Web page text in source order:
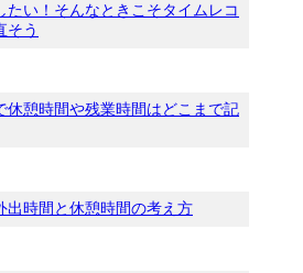
たい！そんなときこそタイムレコ
そう
休憩時間や残業時間はどこまで記
出時間と休憩時間の考え方